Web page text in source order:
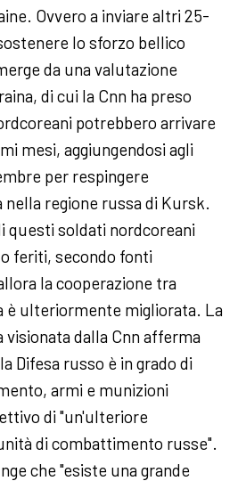
Ovvero a inviare altri 25-
lo sforzo bellico
da una valutazione
di cui la Cnn ha preso
potrebbero arrivare
mesi, aggiungendosi agli
per respingere
regione russa di Kursk.
questi soldati nordcoreani
feriti, secondo fonti
la cooperazione tra
è ulteriormente migliorata. La
dalla Cnn afferma
Difesa russo è in grado di
armi e munizioni
di "un'ulteriore
di combattimento russe".
che "esiste una grande